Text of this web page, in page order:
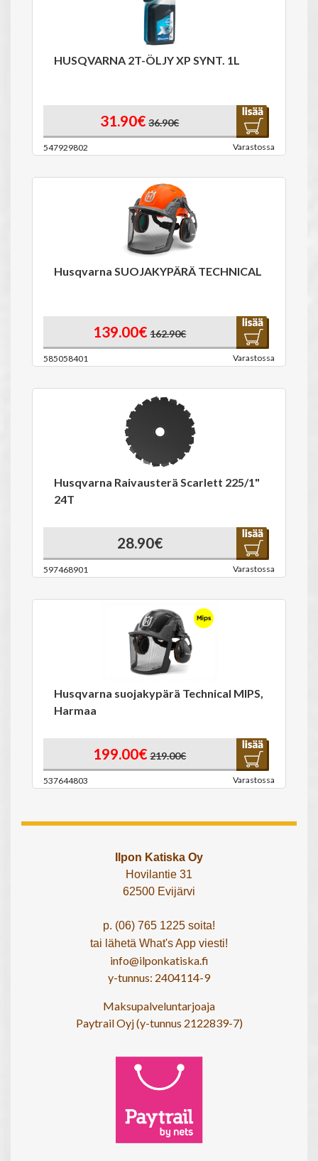
HUSQVARNA 2T-ÖLJY XP SYNT. 1L
31.90€ 36.90€
547929802 Varastossa
Husqvarna SUOJAKYPÄRÄ TECHNICAL
139.00€ 162.90€
585058401 Varastossa
Husqvarna Raivausterä Scarlett 225/1"
24T
28.90€
597468901 Varastossa
Husqvarna suojakypärä Technical MIPS,
Harmaa
199.00€ 219.00€
537644803 Varastossa
Ilpon Katiska Oy
Hovilantie 31
62500 Evijärvi
p. (06) 765 1225 soita!
tai lähetä What's App viesti!
info@ilponkatiska.fi
y-tunnus: 2404114-9
Maksupalveluntarjoaja
Paytrail Oyj (y-tunnus 2122839-7)